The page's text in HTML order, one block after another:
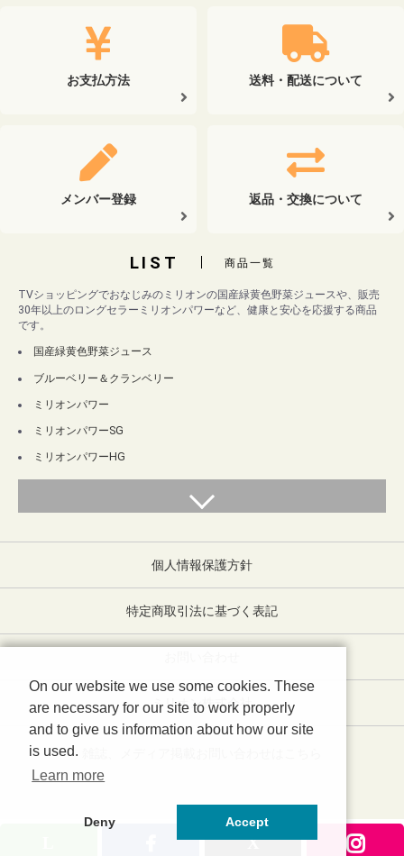
お支払方法 送料・配送について
メンバー登録 返品・交換について
LIST 商品一覧
TVショッピングでおなじみのミリオンの国産緑黄色野菜ジュースや、販売
30年以上のロングセラーミリオンパワーなど、健康と安心を応援する商品
です。
国産緑黄色野菜ジュース
ブルーベリー＆クランベリー
ミリオンパワー
ミリオンパワーSG
ミリオンパワーHG
個人情報保護方針
特定商取引法に基づく表記
ミリオン株式会社
copyright (c) ミリオンストア all rights reserved.
On our website we use some cookies. These
are necessary for our site to work properly
and to give us information about how our site
is used.
Learn more
Deny Accept